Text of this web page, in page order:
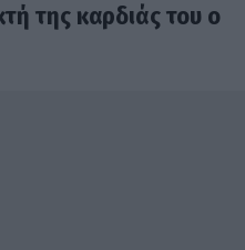
της καρδιάς του ο